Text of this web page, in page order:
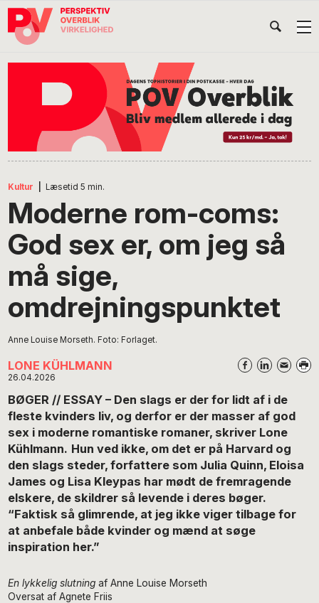
Gå
direkte
Skip
indhold
Gå
direkte
Kultur Læsetid 5 min.
Moderne rom-coms:
God sex er, om jeg så
må sige,
omdrejningspunktet
Anne Louise Morseth. Foto: Forlaget.
LONE KÜHLMANN
26.04.2026
BØGER // ESSAY – Den slags er der for lidt af i de
fleste kvinders liv, og derfor er der masser af god
sex i moderne romantiske romaner, skriver Lone
Kühlmann. Hun ved ikke, om det er på Harvard og
den slags steder, forfattere som Julia Quinn, Eloisa
James og Lisa Kleypas har mødt de fremragende
elskere, de skildrer så levende i deres bøger.
“Faktisk så glimrende, at jeg ikke viger tilbage for
at anbefale både kvinder og mænd at søge
inspiration her.”
En lykkelig slutning af Anne Louise Morseth
Oversat af Agnete Friis